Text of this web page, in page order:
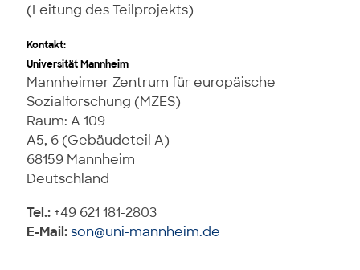
(Leitung des Teilprojekts)
Kontakt:
Universität Mannheim
Mannheimer Zentrum für europäische
Sozialforschung (MZES)
Raum: A 109
A5, 6 (Gebäudeteil A)
68159 Mannheim
Deutschland
Tel.: +49 621 181-2803
E-Mail:son@uni-mannheim.de